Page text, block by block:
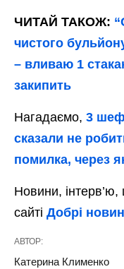
ЧИТАЙ ТАКОЖ:
чистого
– вливаю 1
закипить
Нагадаємо, 3
сказали не
помилка, через
Новини, інтерв’ю,
сайті Добрі
АВТОР:
Катерина Клименко